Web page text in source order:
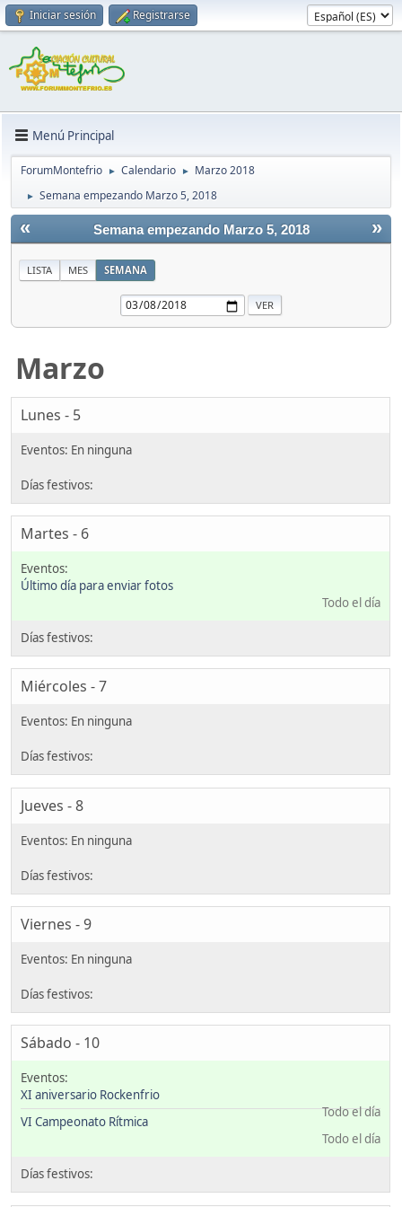
Iniciar sesión Registrarse
Menú Principal
ForumMontefrio ► Calendario ► Marzo 2018
► Semana empezando Marzo 5, 2018
« »
Semana empezando Marzo 5, 2018
LISTA MES SEMANA
Marzo
Lunes - 5
Martes - 6
Último día para enviar fotos
Todo el día
Miércoles - 7
Jueves - 8
Viernes - 9
Sábado - 10
XI aniversario Rockenfrio
Todo el día
VI Campeonato Rítmica
Todo el día